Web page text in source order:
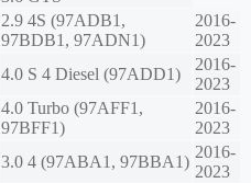
2.9 4S (97ADB1,
97BDB1, 97ADN1)
2016-
2023
4.0 S 4 Diesel (97ADD1)
2016-
2023
4.0 Turbo (97AFF1,
97BFF1)
2016-
2023
3.0 4 (97ABA1, 97BBA1)
2016-
2023